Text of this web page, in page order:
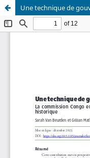
Une technique de